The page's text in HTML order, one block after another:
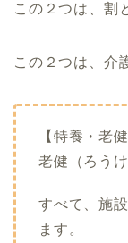
この２つは、割
この２つは、介
【特養・老
老健（ろう
すべて、施
ます。